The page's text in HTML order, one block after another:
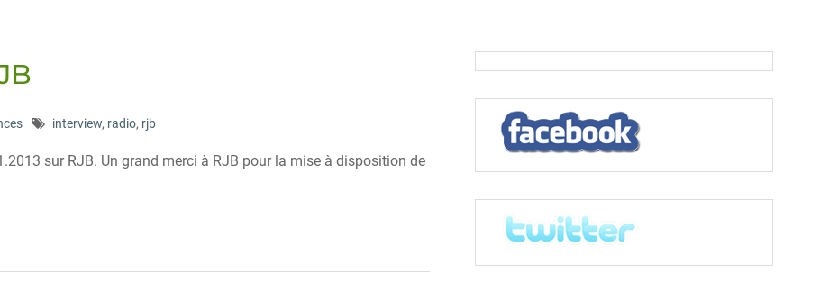
interview, radio, rjb
sur RJB. Un grand merci à RJB pour la mise à disposition de